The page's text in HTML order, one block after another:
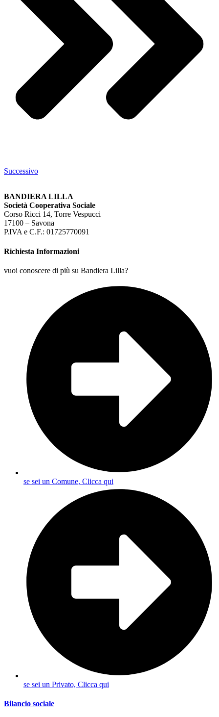
Successivo
BANDIERA LILLA
Società Cooperativa Sociale
Corso Ricci 14, Torre Vespucci
17100 – Savona
P.IVA e C.F.: 01725770091
Richiesta Informazioni
vuoi conoscere di più su Bandiera Lilla?
se sei un Comune, Clicca qui
se sei un Privato, Clicca qui
Bilancio sociale